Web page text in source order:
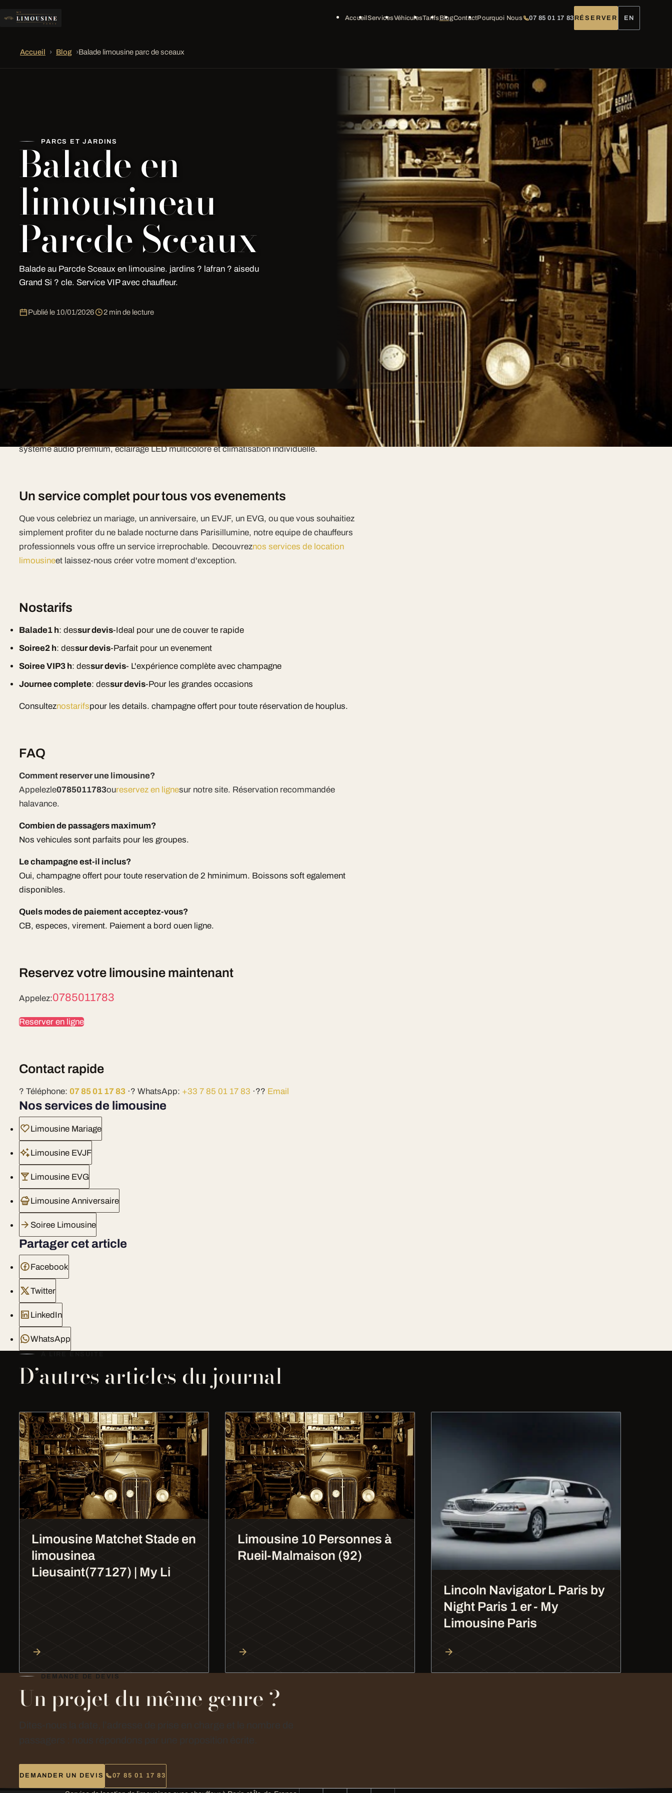
AccueilServicesVéhiculesTarifsBlogContactPourquoi Nous 07 85 01 17 83 RÉSERVER EN
Accueil › Blog ›Balade limousine parc de sceaux
PARCS ET JARDINS
Balade en
limousineau
Parcde Sceaux
Balade au Parcde Sceaux en limousine. jardins ? lafran ? aisedu
Grand Si ? cle. Service VIP avec chauffeur.
Publié le 10/01/2026 2 min de lecture
Pourquoi choisir My Limousine Paris?
My Limousine Paris est un prestataire. Chaque vehicule est equipe de bar a champagne,
systeme audio premium, eclairage LED multicolore et climatisation individuelle.
Un service complet pour tous vos evenements
Que vous celebriez un mariage, un anniversaire, un EVJF, un EVG, ou que vous souhaitiez
simplement profiter du ne balade nocturne dans Parisillumine, notre equipe de chauffeurs
professionnels vous offre un service irreprochable. Decouvreznos services de location
limousineet laissez-nous créer votre moment d'exception.
Nostarifs
Balade1 h: dessur devis-Ideal pour une de couver te rapide
Soiree2 h: dessur devis-Parfait pour un evenement
Soiree VIP3 h: dessur devis- L'expérience complète avec champagne
Journee complete: dessur devis-Pour les grandes occasions
Consulteznostarifspour les details. champagne offert pour toute réservation de houplus.
FAQ
Comment reserver une limousine?
Appelezle0785011783oureservez en lignesur notre site. Réservation recommandée
halavance.
Combien de passagers maximum?
Nos vehicules sont parfaits pour les groupes.
Le champagne est-il inclus?
Oui, champagne offert pour toute reservation de 2 hminimum. Boissons soft egalement
disponibles.
Quels modes de paiement acceptez-vous?
CB, especes, virement. Paiement a bord ouen ligne.
Reservez votre limousine maintenant
Appelez:0785011783
Reserver en ligne
Contact rapide
? Téléphone:07 85 01 17 83 ·? WhatsApp: +33 7 85 01 17 83 ·?? Email
Nos services de limousine
Limousine Mariage
Limousine EVJF
Limousine EVG
Limousine Anniversaire
Soiree Limousine
Partager cet article
Facebook
Twitter
LinkedIn
WhatsApp
D’autres articles du journal
Limousine Matchet Stade en
limousinea
Lieusaint(77127) | My Li
Limousine 10 Personnes à
Rueil-Malmaison (92)
Lincoln Navigator L Paris by
Night Paris 1 er - My
Limousine Paris
DEMANDE DE DEVIS
Un projet du même genre ?
DEMANDER UN DEVIS 07 85 01 17 83